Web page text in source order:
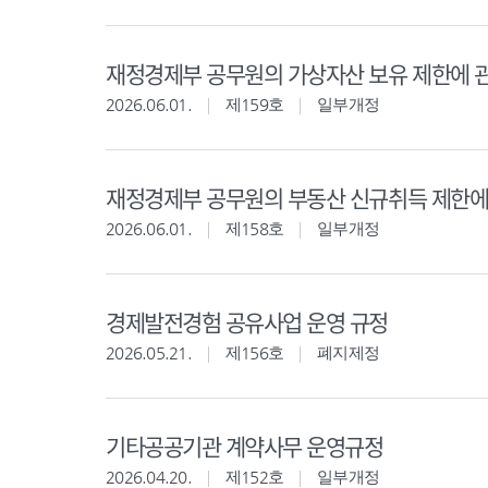
재정경제부 공무원의 가상자산 보유 제한에
2026.06.01. 제159호 일부개정
재정경제부 공무원의 부동산 신규취득 제한
2026.06.01. 제158호 일부개정
경제발전경험 공유사업 운영 규정
2026.05.21. 제156호 폐지제정
기타공공기관 계약사무 운영규정
2026.04.20. 제152호 일부개정